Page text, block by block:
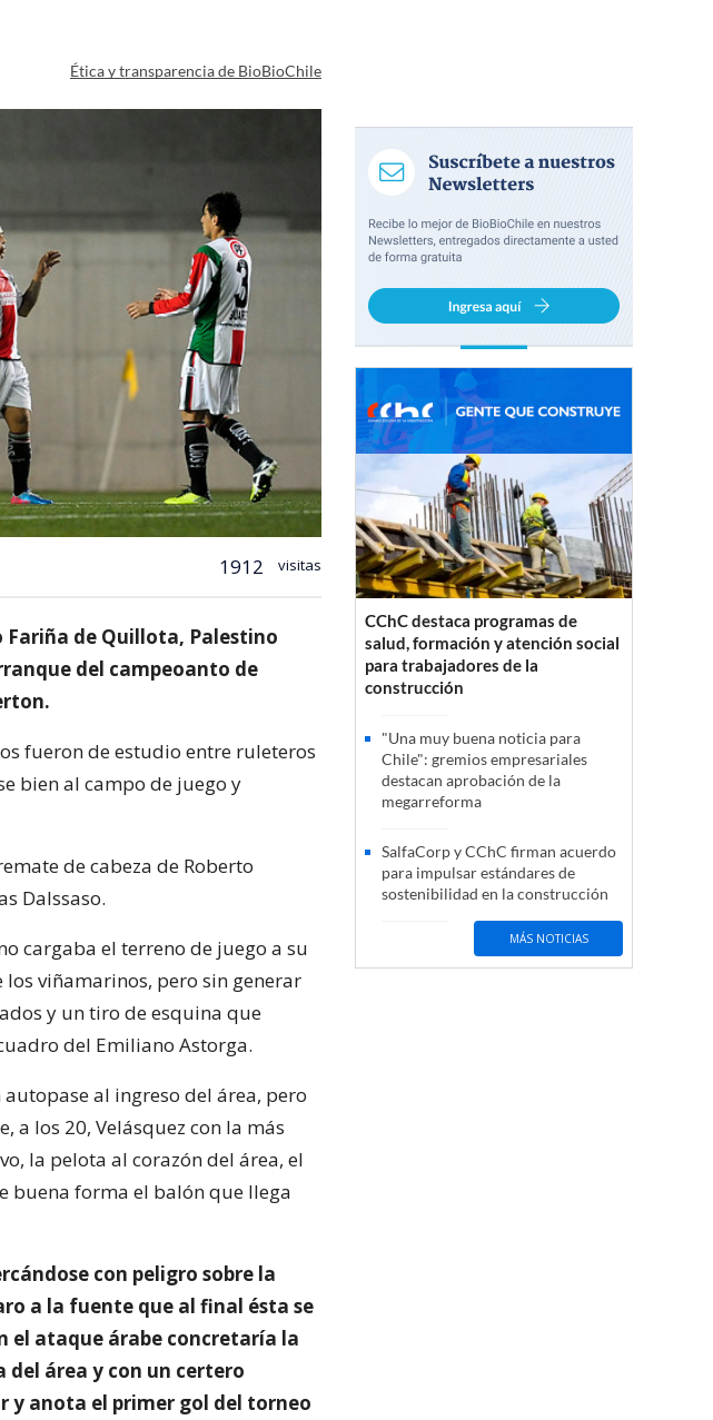
Ética y transparencia de BioBioChile
1912 visitas
Fariña de Quillota, Palestino
del campeoanto de
fueron de estudio entre ruleteros
bien al campo de juego y
de cabeza de Roberto
Dalssaso.
cargaba el terreno de juego a su
viñamarinos, pero sin generar
y un tiro de esquina que
del Emiliano Astorga.
al ingreso del área, pero
a los 20, Velásquez con la más
la pelota al corazón del área, el
buena forma el balón que llega
con peligro sobre la
a la fuente que al final ésta se
el ataque árabe concretaría la
área y con un certero
y anota el primer gol del torneo
CChC destaca programas de
salud, formación y atención social
para trabajadores de la
construcción
"Una muy buena noticia para
Chile": gremios empresariales
destacan aprobación de la
megarreforma
SalfaCorp y CChC firman acuerdo
para impulsar estándares de
sostenibilidad en la construcción
MÁS NOTICIAS